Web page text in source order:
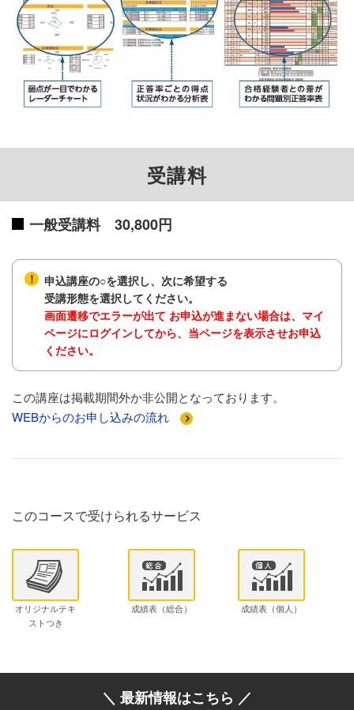
受講料
一般受講料 30,800円
申込講座の○を選択し、次に希望する
受講形態を選択してください。
画面遷移でエラーが出て お申込が進まない場合は、マイ
ページにログインしてから、当ページを表示させお申込
ください。
この講座は掲載期間外か非公開となっております。
WEBからのお申し込みの流れ
このコースで受けられるサービス
オリジナルテキ
ストつき
成績表（総合） 成績表（個人）
＼ 最新情報はこちら ／